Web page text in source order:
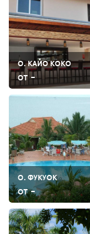
О. КАЙО КОКО
ОТ -
О. ФУКУОК
ОТ -